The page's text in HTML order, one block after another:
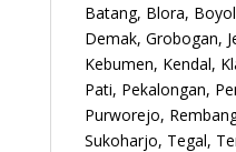
Batang, Blora,
Demak, Grobogan,
Kebumen, Kendal,
Pati, Pekalongan,
Purworejo,
Sukoharjo, Tegal,